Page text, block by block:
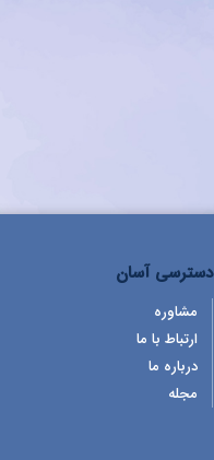
دسترسی آسان
مشاوره
ارتباط با ما
درباره ما
مجله